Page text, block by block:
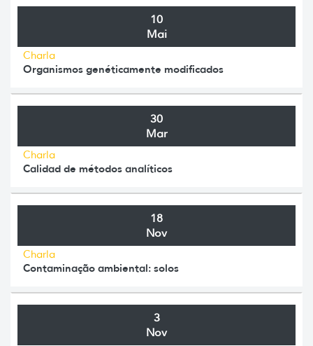
10
Mai
Charla
Organismos genéticamente modificados
30
Mar
Charla
Calidad de métodos analíticos
18
Nov
Charla
Contaminação ambiental: solos
3
Nov